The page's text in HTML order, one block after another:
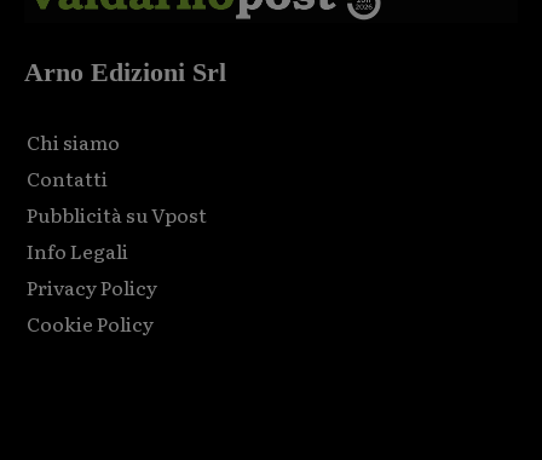
Arno Edizioni Srl
Chi siamo
Contatti
Pubblicità su Vpost
Info Legali
Privacy Policy
Cookie Policy